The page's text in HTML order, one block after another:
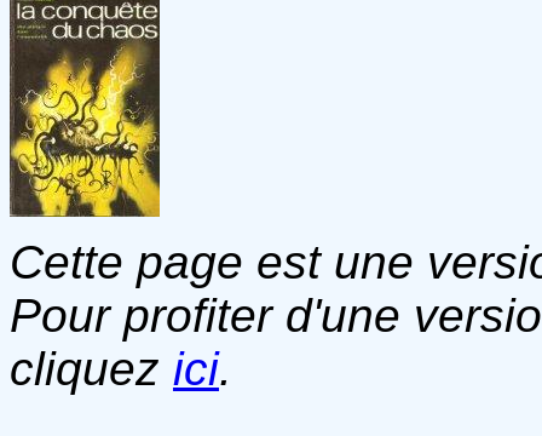
Cette page est une
Pour profiter d'une
cliquez ici.